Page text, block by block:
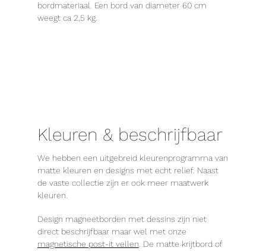
bordmateriaal. Een bord van diameter 60 cm
weegt ca 2,5 kg.
Kleuren & beschrijfbaar
We hebben een uitgebreid kleurenprogramma van
matte kleuren en designs met echt relief. Naast
de vaste collectie zijn er ook meer maatwerk
kleuren.
Design magneetborden met dessins zijn niet
direct beschrijfbaar maar wel met onze
magnetische post-it vellen. De matte krijtbord of